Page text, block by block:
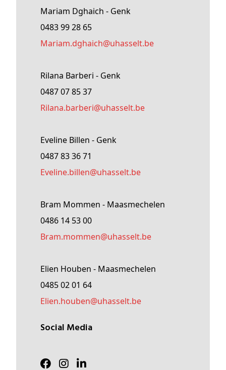
Mariam Dghaich - Genk
0483 99 28 65
Mariam.dghaich@uhasselt.be
Rilana Barberi - Genk
0487 07 85 37
rilana.barberi@uhasselt.be
Eveline Billen - Genk
0487 83 36 71
Eveline.billen@uhasselt.be
Bram Mommen - Maasmechelen
0486 14 53 00
Bram.mommen@uhasselt.be
Elien Houben - Maasmechelen
0485 02 01 64
Elien.houben@uhasselt.be
Social Media